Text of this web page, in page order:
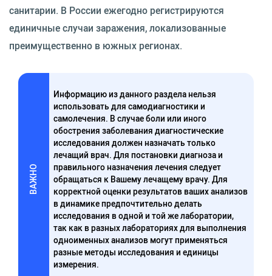
санитарии. В России ежегодно регистрируются
единичные случаи заражения, локализованные
преимущественно в южных регионах.
ВАЖНО
Информацию из данного раздела нельзя
использовать для самодиагностики и
самолечения. В случае боли или иного
обострения заболевания диагностические
исследования должен назначать только
лечащий врач. Для постановки диагноза и
правильного назначения лечения следует
обращаться к Вашему лечащему врачу. Для
корректной оценки результатов ваших анализов
в динамике предпочтительно делать
исследования в одной и той же лаборатории,
так как в разных лабораториях для выполнения
одноименных анализов могут применяться
разные методы исследования и единицы
измерения.